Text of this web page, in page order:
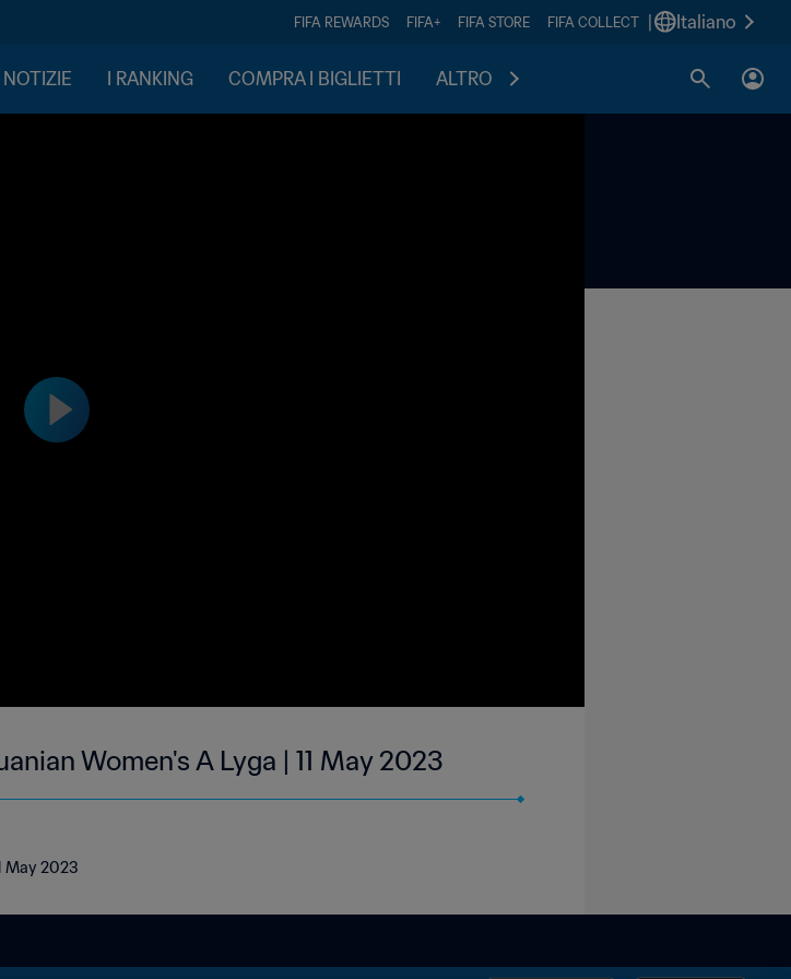
FIFA REWARDS FIFA+ FIFA STORE FIFA COLLECT Italiano
NOTIZIE I RANKING COMPRA I BIGLIETTI ALTRO
Women's A Lyga | 11 May 2023
May 2023